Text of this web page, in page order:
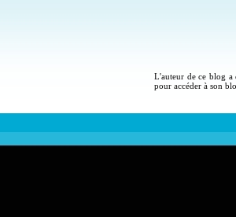
L'auteur de ce blog a
pour accéder à son